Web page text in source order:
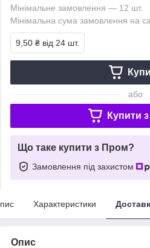
Мінімальне замовлення — 12 шт.
Мінімальна сума замовлення на
9,50 ₴ від 24 шт.
або
Купити з
Що таке купити з Пром?
Замовлення під захистом
Характеристики
Опис